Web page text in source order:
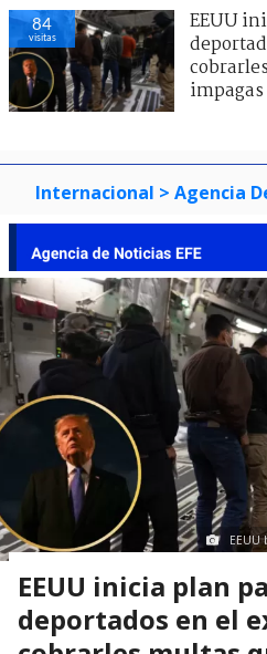
84
visitas
EEUU
impagas
Internacional > Agencia
EEUU
EEUU inicia plan
deportados en el